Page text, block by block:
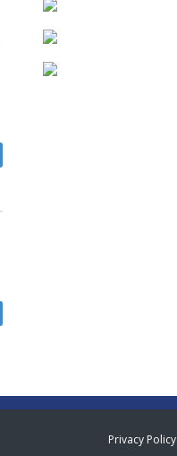
Privacy Policy